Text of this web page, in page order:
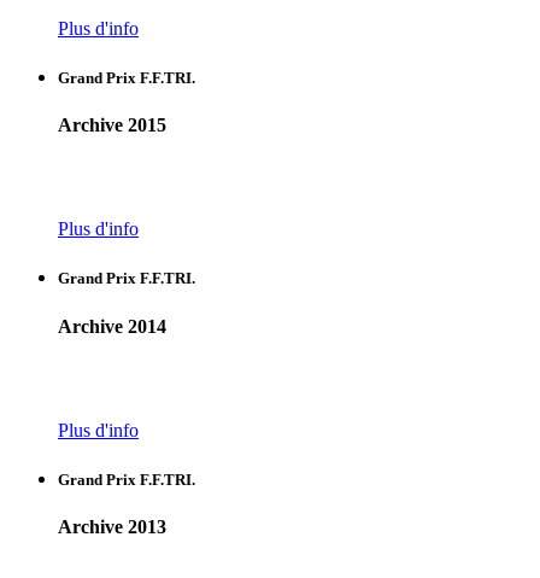
Plus d'info
Grand Prix F.F.TRI.
Archive 2015
Plus d'info
Grand Prix F.F.TRI.
Archive 2014
Plus d'info
Grand Prix F.F.TRI.
Archive 2013